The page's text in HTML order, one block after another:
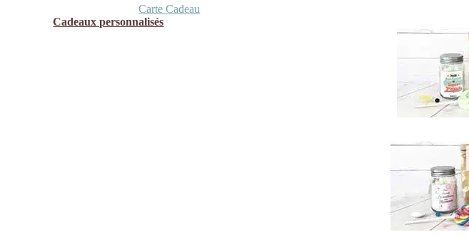
Carte Cadeau
Cadeaux personnalisés